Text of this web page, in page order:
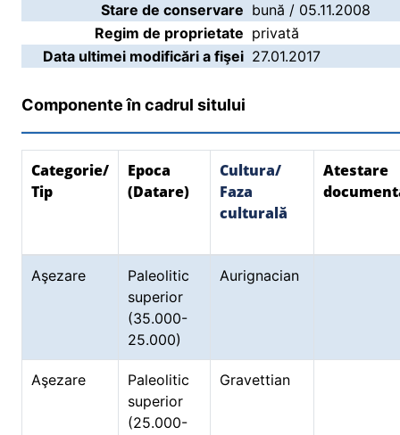
Stare de conservare bună / 05.11.2008
Regim de proprietate privată
Data ultimei modificări a fişei 27.01.2017
Componente în cadrul sitului
Categorie/
Tip
Epoca
(Datare)
Cultura/
Faza
culturală
Atestare
Aşezare
Paleolitic
superior
(35.000-
25.000)
Aurignacian
Aşezare
Paleolitic
superior
(25.000-
Gravettian